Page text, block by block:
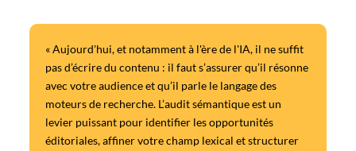
« Aujourd'hui, et notamment à l'ère de l'IA, il ne suffit
pas d’écrire du contenu : il faut s’assurer qu’il résonne
avec votre audience et qu’il parle le langage des
moteurs de recherche. L’audit sémantique est un
levier puissant pour identifier les opportunités
éditoriales, affiner votre champ lexical et structurer